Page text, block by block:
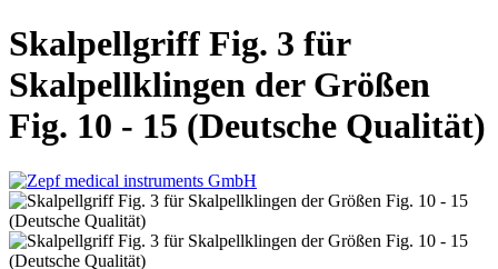
Skalpellgriff Fig. 3 für
Skalpellklingen der Größen
Fig. 10 - 15 (Deutsche Qualität)